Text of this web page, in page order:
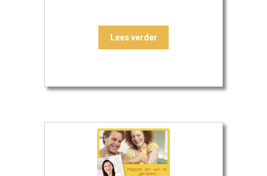
Lees verder